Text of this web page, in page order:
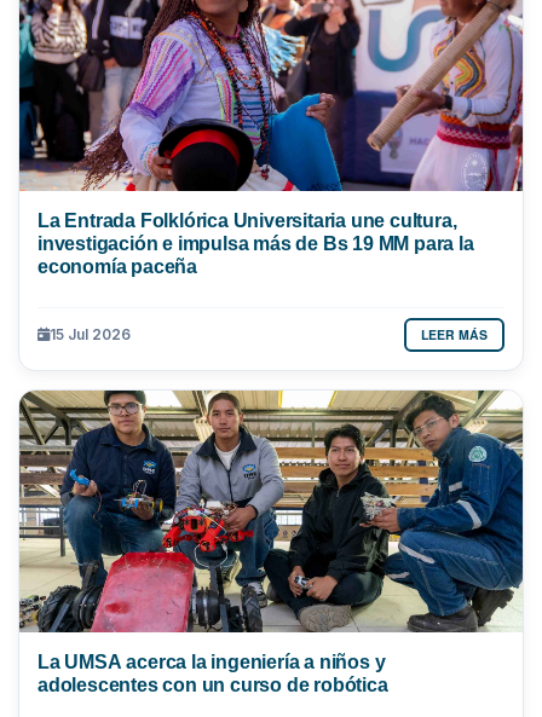
La Entrada Folklórica Universitaria une cultura,
investigación e impulsa más de Bs 19 MM para la
economía paceña
15 Jul 2026 LEER MÁS
La UMSA acerca la ingeniería a niños y
adolescentes con un curso de robótica